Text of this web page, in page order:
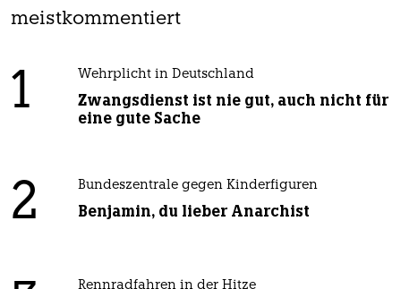
meistkommentiert
1 Wehrplicht in Deutschland
Zwangsdienst ist nie gut, auch nicht für
eine gute Sache
2 Bundeszentrale gegen Kinderfiguren
Benjamin, du lieber Anarchist
Rennradfahren in der Hitze